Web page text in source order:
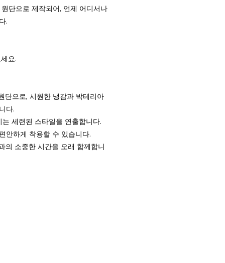
단으로 제작되어, 언제 어디서나
.
요.
단으로, 시원한 냉감과 박테리아
다.
세련된 스타일을 연출합니다.
안하게 착용할 수 있습니다.
의 소중한 시간을 오래 함께합니